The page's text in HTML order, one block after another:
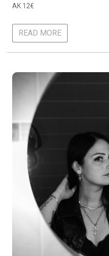
AK 12€
READ MORE